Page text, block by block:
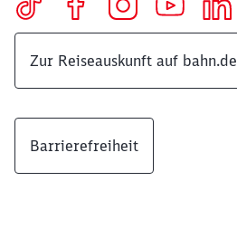
Zur Reiseauskunft auf bahn.de
Barrierefreiheit